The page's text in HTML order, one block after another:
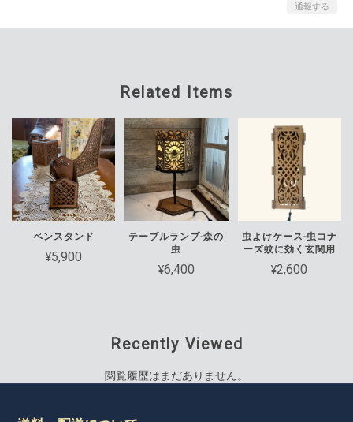
通報する
Related Items
ペンスタンド
¥5,900
テーブルランプ-森の
虫
¥6,400
虫よけケース-虫コナ
ーズ蚊に効く玄関用
¥2,600
Recently Viewed
閲覧履歴はまだありません。